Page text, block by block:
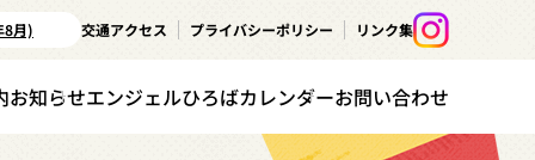
8月) 交通アクセス プライバシーポリシー リンク集
お知らせエンジェルひろばカレンダーお問い合わせ